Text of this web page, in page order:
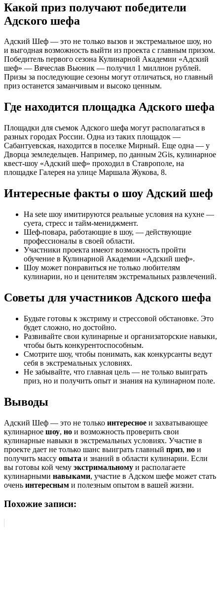
Какой приз получают победители
Адского шефа
Адский Шеф — это не только вызов и экстремальное шоу, но
и выгодная возможность выйти из проекта с главным призом.
Победитель первого сезона Кулинарной Академии «Адский
шеф» — Вячеслав Вьюник — получил 1 миллион рублей.
Призы за последующие сезоны могут отличаться, но главный
приз останется заманчивым и высоко ценным.
Где находится площадка Адского шефа
Площадки для съемок Адского шефа могут располагаться в
разных городах России. Одна из таких площадок —
Сабантуевская, находится в поселке Мирный. Еще одна — у
Дворца земледельцев. Например, по данным 2Gis, кулинарное
квест-шоу «Адский шеф» проходил в Ставрополе, на
площадке Галерея на улице Маршала Жукова, 8.
Интересные факты о шоу Адский шеф
На sete шоу имитируются реальные условия на кухне —
суета, стресс и тайм-мениджмент.
Шеф-повара, работающие в шоу, — действующие
профессионалы в своей области.
Участники проекта имеют возможность пройти
обучение в Кулинарной Академии «Адский шеф».
Шоу может понравиться не только любителям
кулинарии, но и ценителям экстремальных развлечений.
Советы для участников Адского шефа
Будьте готовы к экстриму и стрессовой обстановке. Это
будет сложно, но достойно.
Развивайте свои кулинарные и организаторские навыки,
чтобы быть конкурентоспособным.
Смотрите шоу, чтобы понимать, как конкурсанты ведут
себя в экстремальных условиях.
Не забывайте, что главная цель — не только выиграть
приз, но и получить опыт и знания на кулинарном поле.
Выводы
Адский Шеф — это не только интересное и захватывающее
кулинарное шоу, но и возможность проверить свои
кулинарные навыки в экстремальных условиях. Участие в
проекте дает не только шанс выиграть главный приз, но и
получить массу опыта и знаний в области кулинарии. Если
вы готовы кой чему экстримальному и располагаете
кулинарными навыками, участие в Адском шефе может стать
очень интересным и полезным опытом в вашей жизни.
Похожие записи: